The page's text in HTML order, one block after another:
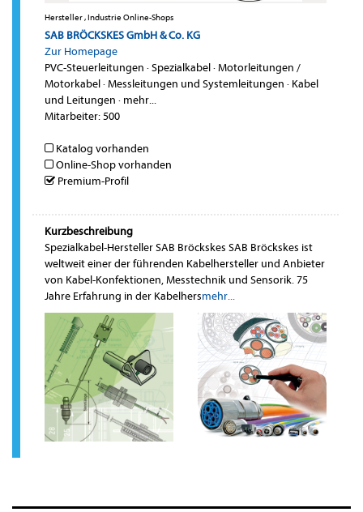
Hersteller , Industrie Online-Shops
SAB BRÖCKSKES GmbH & Co. KG
Zur Homepage
PVC-Steuerleitungen ·Spezialkabel·Motorleitungen /
Motorkabel·Messleitungen und Systemleitungen · Kabel
und Leitungen · mehr...
Mitarbeiter: 500
Katalog vorhanden
Online-Shop vorhanden
Premium-Profil
Kurzbeschreibung
Spezialkabel-Hersteller SAB Bröckskes SAB Bröckskes ist
weltweit einer der führenden Kabelhersteller und Anbieter
von Kabel-Konfektionen, Messtechnik und Sensorik. 75
Jahre Erfahrung in der Kabelhersmehr...